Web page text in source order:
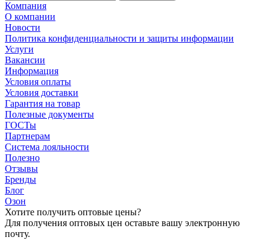
Компания
О компании
Новости
Политика конфиденциальности и защиты информации
Услуги
Вакансии
Информация
Условия оплаты
Условия доставки
Гарантия на товар
Полезные документы
ГОСТы
Партнерам
Система лояльности
Полезно
Отзывы
Бренды
Блог
Озон
Хотите получить оптовые цены?
Для получения оптовых цен оставьте вашу электронную
почту.